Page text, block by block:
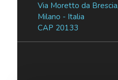
Via Moretto da
Milano - Italia
CAP 20133